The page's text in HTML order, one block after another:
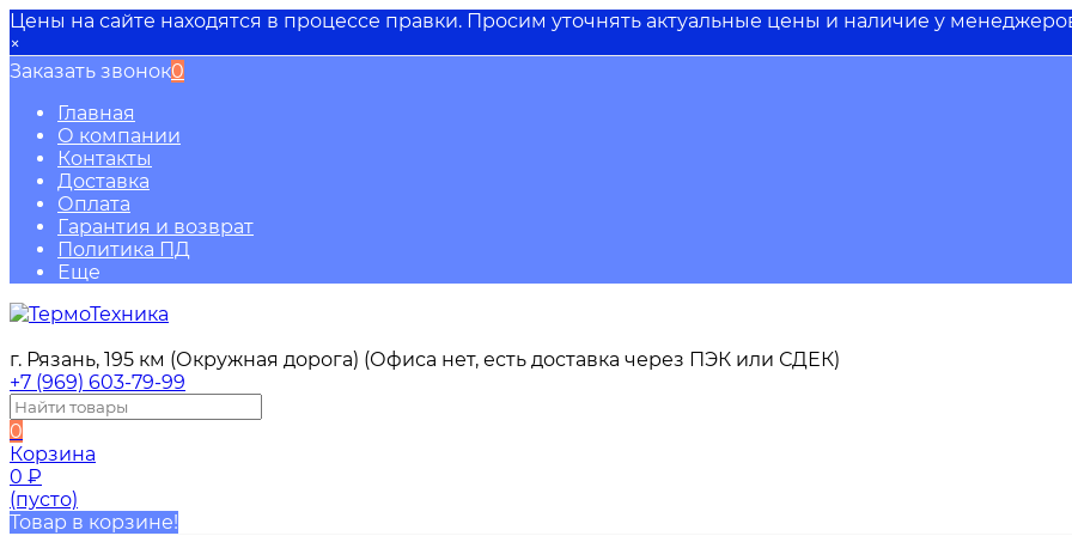
Цены на сайте находятся в процессе правки. Просим уточнять актуальные цены и наличие у
×
Заказать звонок0
Главная
О компании
Контакты
Доставка
Оплата
Гарантия и возврат
Политика ПД
Еще
г. Рязань, 195 км (Окружная дорога) (Офиса нет, есть доставка через ПЭК или СДЕК)
+7 (969) 603-79-99
0
Корзина
0 ₽
(пусто)
Товар в корзине!